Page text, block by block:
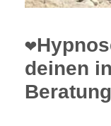
deinen